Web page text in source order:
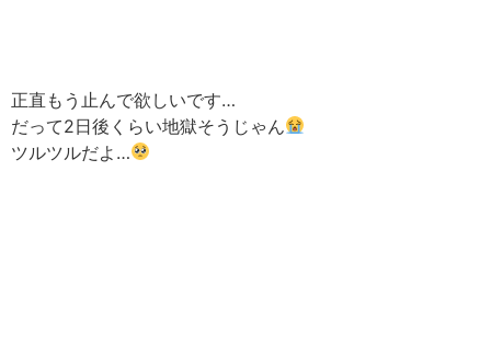
正直もう止んで欲しいです…
だって2日後くらい地獄そうじゃん
ツルツルだよ…